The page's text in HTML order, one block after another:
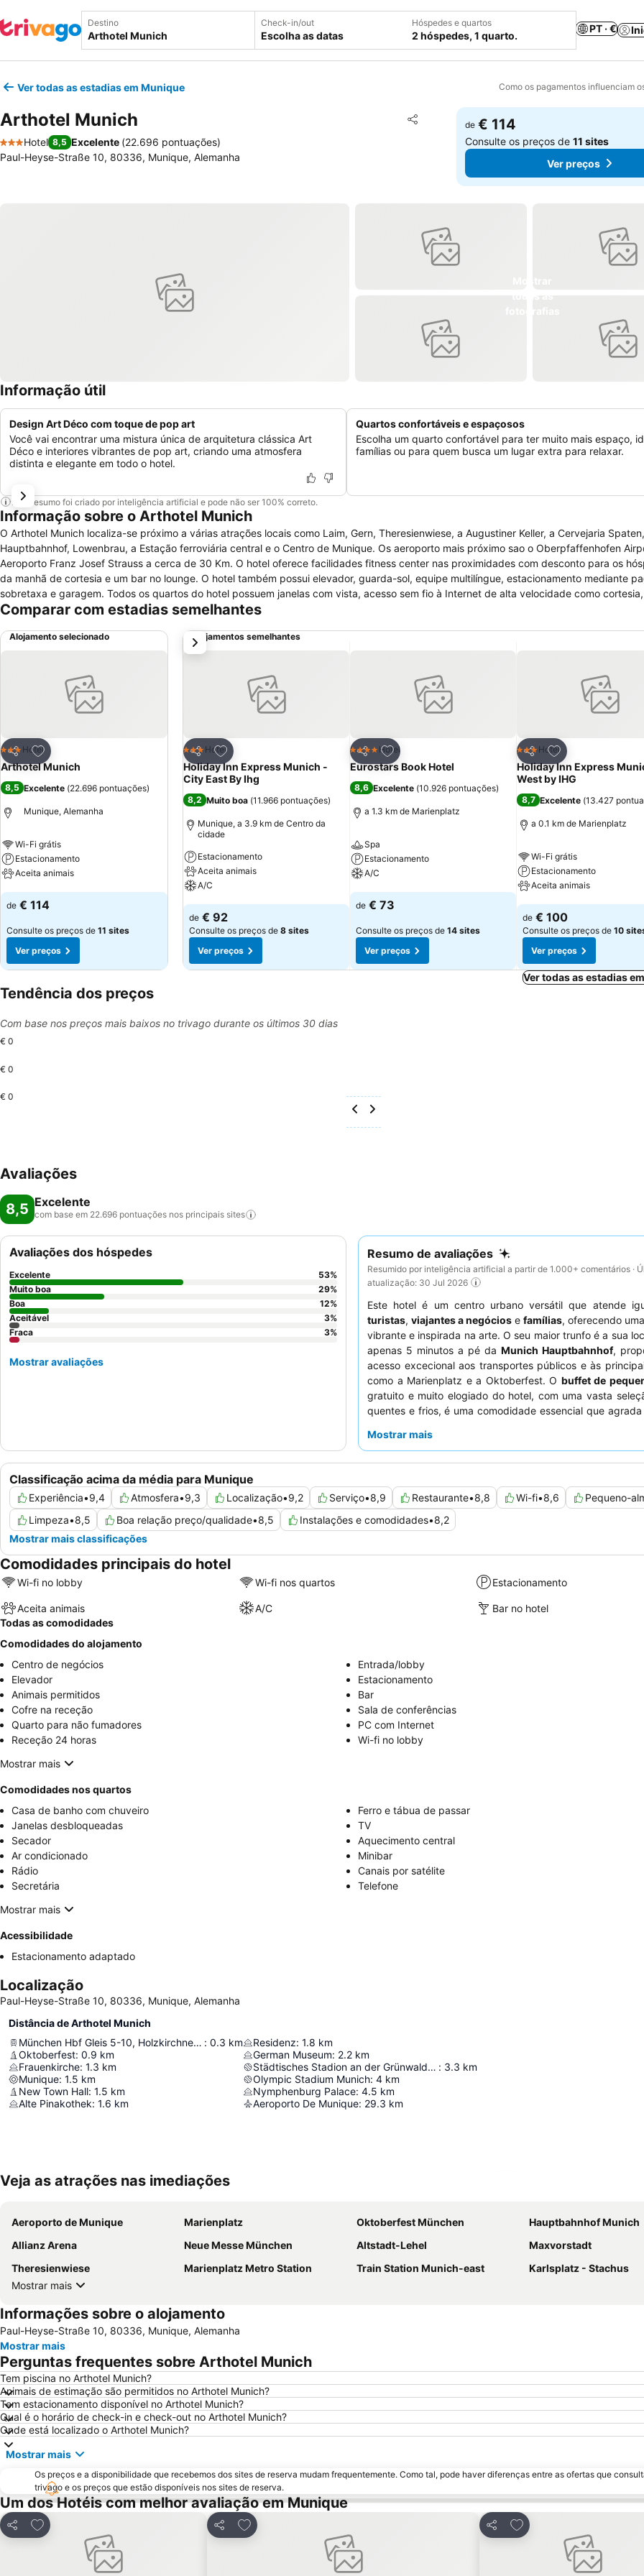
Destino Check-in/out
Escolha as datas
Hóspedes e quartos
2 hóspedes, 1 quarto.
PT · €
Ver todas as estadias em Munique Como os pagamentos influenciam
Arthotel Munich Partilhar
Adicionar aos favoritos
3 Estrelas
Hotel 8,5 Excelente (22.696 pontuações)
Paul-Heyse-Straße 10, 80336, Munique, Alemanha
de € 114
Consulte os preços de11 sites
Ver preços
Informação útil
Design Art Déco com toque de pop art
Você vai encontrar uma mistura única de arquitetura clássica Art
Déco e interiores vibrantes de pop art, criando uma atmosfera
distinta e elegante em todo o hotel.
Quartos confortáveis e espaçosos
Escolha um quarto confortável para ter muito mais espaço,
famílias ou para quem busca um lugar extra para relaxar.
Este resumo foi criado por inteligência artificial e pode não ser 100% correto.
Informação sobre o Arthotel Munich
O Arthotel Munich localiza-se próximo a várias atrações locais como Laim, Gern, Theresienwiese, a Augustiner Keller, a Cervejaria Spaten,
Hauptbahnhof, Lowenbrau, a Estação ferroviária central e o Centro de Munique. Os aeroporto mais próximo sao o Oberpfaffenhofen
Aeroporto Franz Josef Strauss a cerca de 30 Km. O hotel oferece facilidades fitness center nas proximidades com desconto para os
da manhã de cortesia e um bar no lounge. O hotel também possui elevador, guarda-sol, equipe multilíngue, estacionamento mediante
sobretaxa e garagem. Todos os quartos do hotel possuem janelas com vista, acesso sem fio à Internet de alta velocidade como
TV a cabo e via satélite, além de telefone. Os quartos também possuem banheiro privativo e secador de cabelo.
Comparar com estadias semelhantes
Alojamento selecionado
Partilhar
Adicionar aos favoritos
3 Estrelas
Hotel
Arthotel Munich
8,5 Excelente (22.696 pontuações)
Munique, Alemanha
Wi-Fi grátis
Estacionamento
Aceita animais
Ver preços
de € 114
Consulte os preços de 11 sites
Ver preços
Alojamentos semelhantes
Partilhar
Adicionar aos favoritos
3 Estrelas
Hotel
Holiday Inn Express Munich -
City East By Ihg
8,2 Muito boa (11.966 pontuações)
Munique, a 3.9 km de Centro da
cidade
Estacionamento
Aceita animais
A/C
Ver preços
de € 92
Consulte os preços de 8 sites
Ver preços
Partilhar
Adicionar aos favoritos
4 EstrelasHotel
Eurostars Book Hotel
8,6 Excelente (10.926 pontuações)
a 1.3 km de Marienplatz
Spa
Estacionamento
A/C
Ver preços
de € 73
Consulte os preços de 14 sites
Ver preços
Partilhar
Adicionar aos
3 Estrelas
Hotel
Holiday Inn Express
West by IHG
8,7 Excelente (13.427
a 0.1 km de Marienplatz
Wi-Fi grátis
Estacionamento
Aceita animais
Ver preços
de € 100
Consulte os preços de 10
Ver preços
próximo
Ver todas as estadias
Tendência dos preços
Com base nos preços mais baixos no trivago durante os últimos 30 dias
€ 0
€ 0
€ 0
Avaliações
8,5 Excelente
com base em 22.696 pontuações nos principais sites
Resumo de avaliações
Resumido por inteligência artificial a partir de 1.000+ comentários ·
atualização: 30 Jul 2026
Este hotel é um centro urbano versátil que atende
turistas, viajantes a negócios e famílias, oferecendo
vibrante e inspirada na arte. O seu maior trunfo é a sua
apenas 5 minutos a pé da Munich Hauptbahnhof,
acesso excecional aos transportes públicos e às
como a Marienplatz e a Oktoberfest. O buffet de
gratuito e muito elogiado do hotel, com uma vasta
quentes e frios, é uma comodidade essencial que
receção, simpático e prestável
Mostrar mais
Classificação acima da média para Munique
Experiência•9,4 Atmosfera•9,3 Localização•9,2 Serviço•8,9 Restaurante•8,8 Wi-fi•8,6 Pequeno-
Limpeza•8,5 Boa relação preço/qualidade•8,5 Instalações e comodidades•8,2
Mostrar mais classificações
Avaliações dos hóspedes
Excelente 53%
Muito boa
29%
Boa
12%
Aceitável
3%
Fraca
3%
Mostrar avaliações
Comodidades principais do hotel
Wi-fi no lobby Wi-fi nos quartos Estacionamento
Aceita animais A/C
Bar no hotel
Todas as comodidades
Comodidades do alojamento
Centro de negócios
Entrada/lobby
Elevador
Estacionamento
Animais permitidos
Bar
Cofre na receção
Sala de conferências
Quarto para não fumadores
PC com Internet
Receção 24 horas
Wi-fi no lobby
Mostrar mais
Comodidades nos quartos
Casa de banho com chuveiro
Ferro e tábua de passar
Janelas desbloqueadas
TV
Secador
Aquecimento central
Ar condicionado
Minibar
Rádio
Canais por satélite
Secretária
Telefone
Mostrar mais
Acessibilidade
Estacionamento adaptado
Localização
Paul-Heyse-Straße 10, 80336, Munique, Alemanha
Distância de Arthotel Munich
München Hbf Gleis 5-10, Holzkirchner Bahnhof : 0.3 km
Oktoberfest: 0.9 km
Frauenkirche: 1.3 km
Munique: 1.5 km
New Town Hall: 1.5 km
Alte Pinakothek: 1.6 km
Residenz: 1.8 km
German Museum: 2.2 km
Städtisches Stadion an der Grünwalder Straße : 3.3 km
Olympic Stadium Munich: 4 km
Nymphenburg Palace: 4.5 km
Aeroporto De Munique: 29.3 km
Veja as atrações nas imediações
Aeroporto de Munique Marienplatz Oktoberfest München
Hauptbahnhof Munich
Allianz Arena
Neue Messe München Altstadt-Lehel
Maxvorstadt
Theresienwiese
Marienplatz Metro Station Train Station Munich-east
Karlsplatz - Stachus
Mostrar mais
Informações sobre o alojamento
Paul-Heyse-Straße 10, 80336, Munique, Alemanha
Mostrar mais
Perguntas frequentes sobre Arthotel Munich
Tem piscina no Arthotel Munich?
Animais de estimação são permitidos no Arthotel Munich?
Tem estacionamento disponível no Arthotel Munich?
Qual é o horário de check-in e check-out no Arthotel Munich?
Onde está localizado o Arthotel Munich?
Mostrar mais
Os preços e a disponibilidade que recebemos dos sites de reserva mudam frequentemente. Como tal, pode haver diferenças entre as ofertas que
trivago e os preços que estão disponíveis nos sites de reserva.
Um dos Hotéis com melhor avaliação em Munique
Partilhar
Adicionar aos favoritos
Partilhar
Adicionar aos favoritos
Partilhar
Adicionar aos favoritos